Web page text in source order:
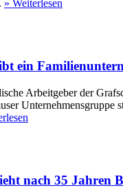
» Weiterlesen
ein
Arbeitgeber der
Unternehmensgruppe
nach 35 Jahren